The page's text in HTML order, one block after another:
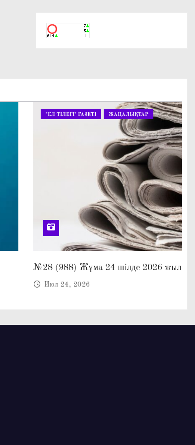
"ЕЛ ТІЛЕГІ" ГАЗЕТІ ЖАҢАЛЫҚТАР
№28 (988) Жұма 24 шілде 2026 жыл
Июл 24, 2026